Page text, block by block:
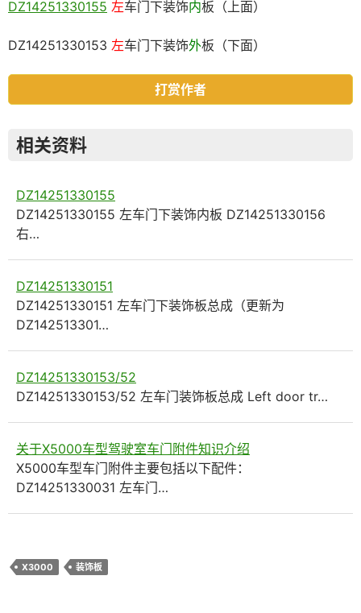
DZ14251330155 左车门下装饰内板（上面）
DZ14251330153 左车门下装饰外板（下面）
打赏作者
相关资料
DZ14251330155
DZ14251330155 左车门下装饰内板 DZ14251330156
右…
DZ14251330151
DZ14251330151 左车门下装饰板总成（更新为
DZ142513301…
DZ14251330153/52
DZ14251330153/52 左车门装饰板总成 Left door tr…
关于X5000车型驾驶室车门附件知识介绍
X5000车型车门附件主要包括以下配件：
DZ14251330031 左车门…
X3000 装饰板